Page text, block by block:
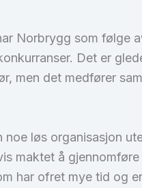
Norbrygg som følge
Det er
men det medfører
løs organisasjon
maktet å
har ofret mye tid og